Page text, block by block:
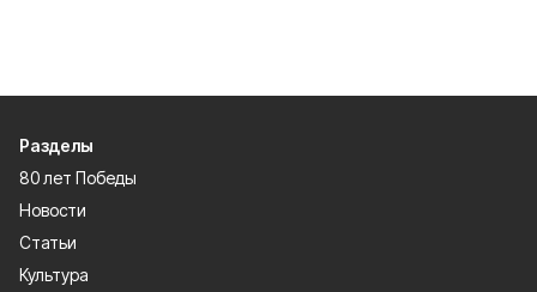
Разделы
80 лет Победы
Новости
Статьи
Культура